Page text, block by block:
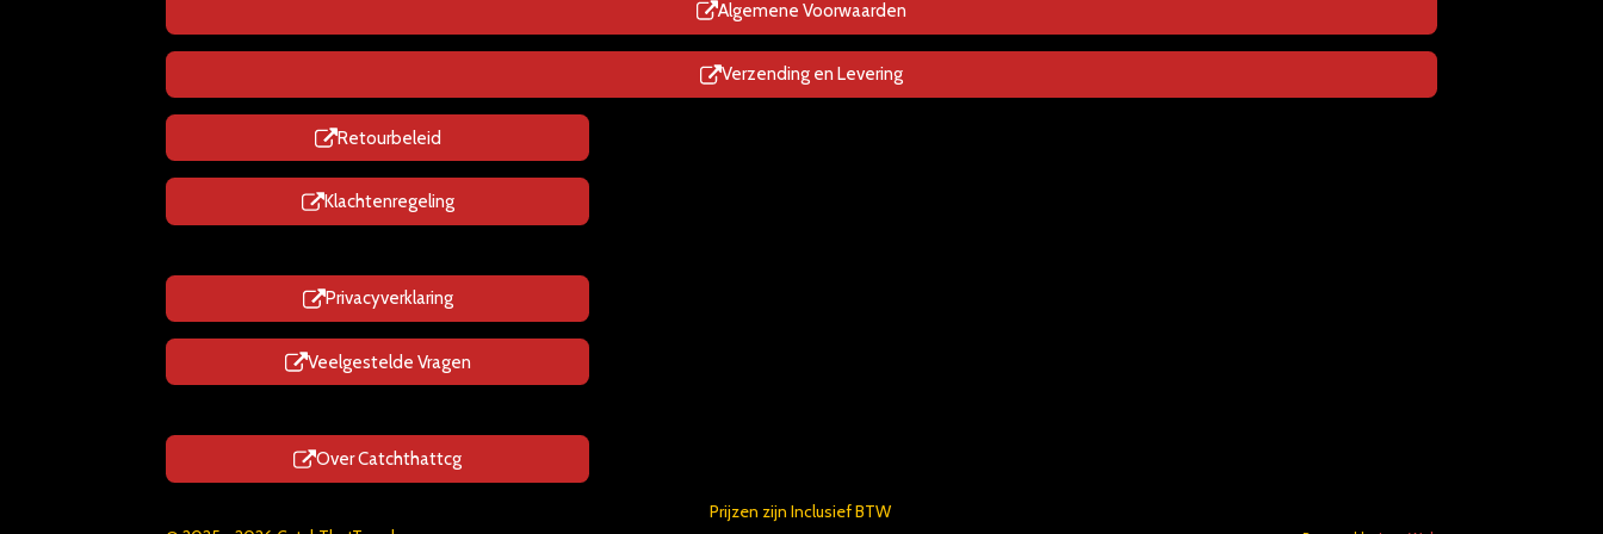
p
Algemene Voorwaarden
Verzending en Levering
Retourbeleid
Klachtenregeling
Privacyverklaring
Veelgestelde Vragen
Over Catchthattcg
Prijzen zijn Inclusief BTW